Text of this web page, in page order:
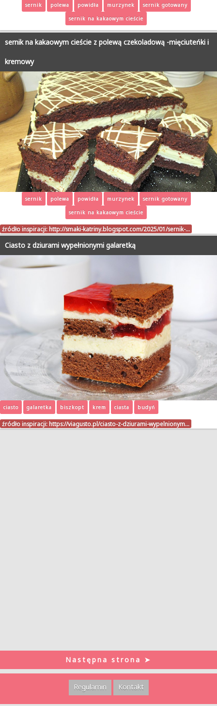
sernik polewa powidła murzynek
sernik gotowany
sernik na kakaowym cieście
sernik na kakaowym cieście z polewą czekoladową -mięciuteńki i
kremowy
sernik polewa powidła murzynek
sernik gotowany
sernik na kakaowym cieście
źródło inspiracji: http://smaki-katriny.blogspot.com/2025/01/sernik-…
Ciasto z dziurami wypełnionymi galaretką
ciasto galaretka biszkopt krem ciasta budyń
źródło inspiracji: https://viagusto.pl/ciasto-z-dziurami-wypelnionym…
Następna strona ➤
Regulamin Kontakt